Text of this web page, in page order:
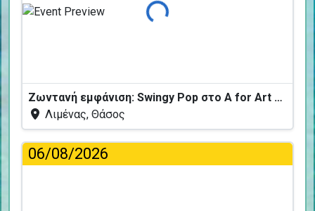
Φόρτωση...
Ζωντανή εμφάνιση: Swingy Pop στο A for Art Design Hotel
Λιμένας, Θάσος
06/08/2026